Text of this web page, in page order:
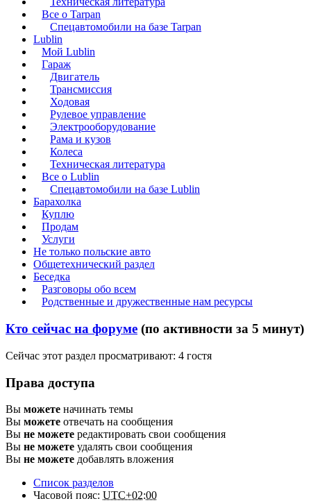
Все о Tarpan
Спецавтомобили на базе Tarpan
Lublin
Мой Lublin
Гараж
Двигатель
Трансмиссия
Ходовая
Рулевое управление
Электрооборудование
Рама и кузов
Колеса
Техническая литература
Все о Lublin
Спецавтомобили на базе Lublin
Барахолка
Куплю
Продам
Услуги
Не только польские авто
Общетехнический раздел
Беседка
Разговоры обо всем
Родственные и дружественные нам ресурсы
Кто сейчас на форуме (по активности за 5 минут)
Сейчас этот раздел просматривают: 4 гостя
Права доступа
Вы можете начинать темы
Вы можете отвечать на сообщения
Вы не можете редактировать свои сообщения
Вы не можете удалять свои сообщения
Вы не можете добавлять вложения
Список разделов
Часовой пояс: UTC+02:00